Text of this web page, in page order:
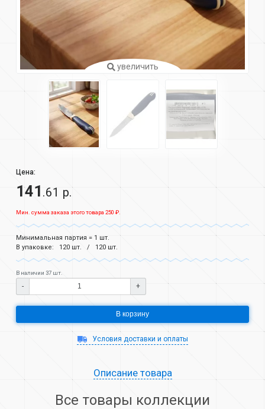
увеличить
Цена:
141 .61 р.
Мин. сумма заказа этого товара 250 ₽.
Минимальная партия = 1 шт.
В упаковке:
120 шт. 120 шт.
В наличии 37 шт.
- +
В корзину
Условия доставки и оплаты
Описание товара
Все товары коллекции